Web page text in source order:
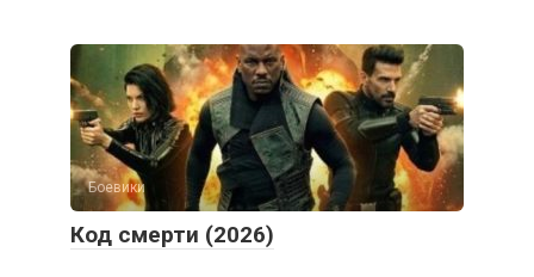
Боевики
Код смерти (2026)